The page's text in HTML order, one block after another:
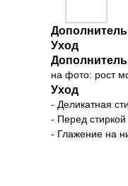
Уход
на фото: рост
Уход
- Деликатная
- Перед стиркой
- Глажение на